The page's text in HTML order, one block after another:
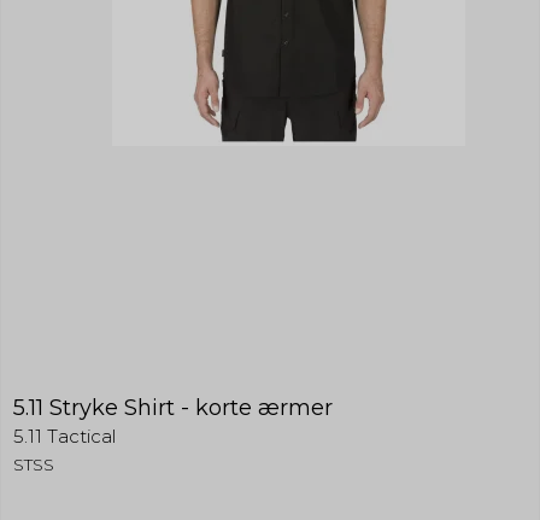
5.11 Stryke Shirt - korte ærmer
5.11 Tactical
STSS